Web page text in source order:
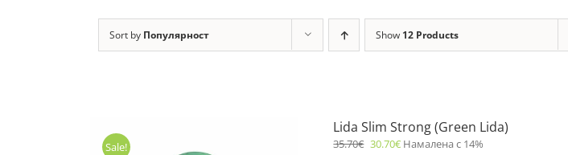
Sort by Популярност Show 12 Products
Sale!
Lida Slim Strong (Green Lida)
35.70€ 30.70€ Намалена с 14%